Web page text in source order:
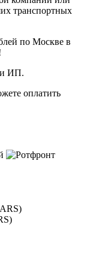
транспортных
по Москве в
и ИП.
оплатить